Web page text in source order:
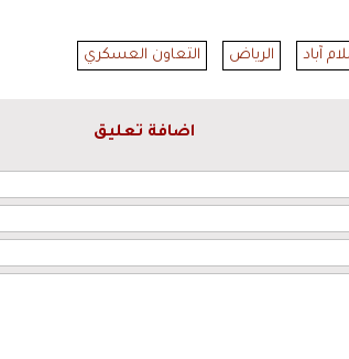
آباد الرياض التعاون العسكري
اضافة تعليق